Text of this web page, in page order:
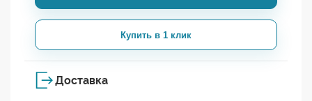
Купить в 1 клик
Доставка